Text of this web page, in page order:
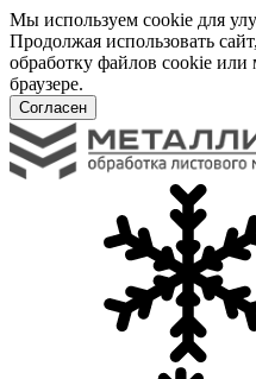
Мы используем cookie для
Продолжая использовать
обработку файлов cookie или
браузере.
Согласен